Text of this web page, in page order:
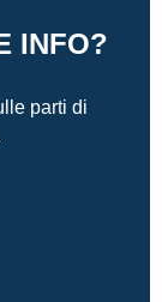
INFO?
parti di